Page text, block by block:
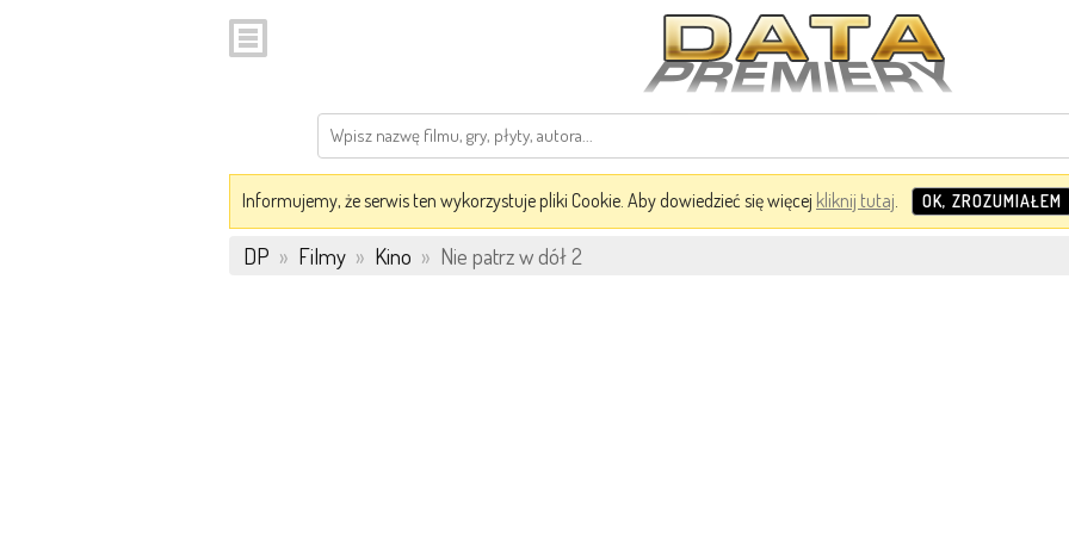
Informujemy, że serwis ten wykorzystuje pliki Cookie. Aby dowiedzieć się więcej kliknij tutaj. OK, ZROZUMIAŁEM
DP » Filmy » Kino » Nie patrz w dół 2